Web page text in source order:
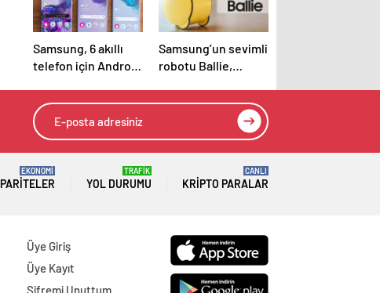
Samsung, 6 akıllı
telefon için Android
sonlandırıyor
Samsung’un sevimli
robotu Ballie,
satışa çıkıyor
PARITELER
EKONOMİ
YOL DURUMU
TRAFİK
KRIPTO PARALAR
CANLI
Üye Giriş
Üye Kayıt
Şifremi Unuttum